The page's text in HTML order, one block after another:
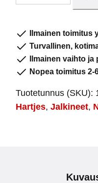
Steel
Blue
määrä
Ilmainen toimitus
Turvallinen,
Ilmainen vaihto ja
Nopea toimitus 2-
Tuotetunnus (SKU):
Hartjes, Jalkineet,